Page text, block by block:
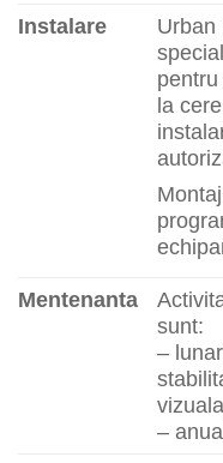
Instalare
Urban
la
Mentenanta
sunt:
–
–